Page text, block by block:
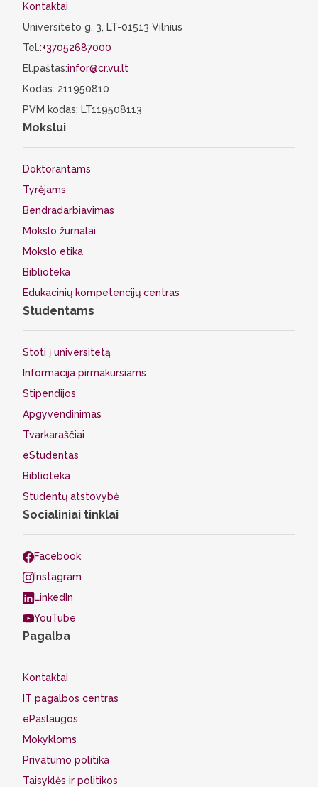
Kontaktai
Universiteto g. 3, LT-01513 Vilnius
Tel.:+37052687000
El.paštas:infor@cr.vu.lt
Kodas: 211950810
PVM kodas: LT119508113
Mokslui
Doktorantams
Tyrėjams
Bendradarbiavimas
Mokslo žurnalai
Mokslo etika
Biblioteka
Edukacinių kompetencijų centras
Studentams
Stoti į universitetą
Informacija pirmakursiams
Stipendijos
Apgyvendinimas
Tvarkaraščiai
eStudentas
Biblioteka
Studentų atstovybė
Socialiniai tinklai
Facebook
Instagram
LinkedIn
YouTube
Pagalba
Kontaktai
IT pagalbos centras
ePaslaugos
Mokykloms
Privatumo politika
Taisyklės ir politikos